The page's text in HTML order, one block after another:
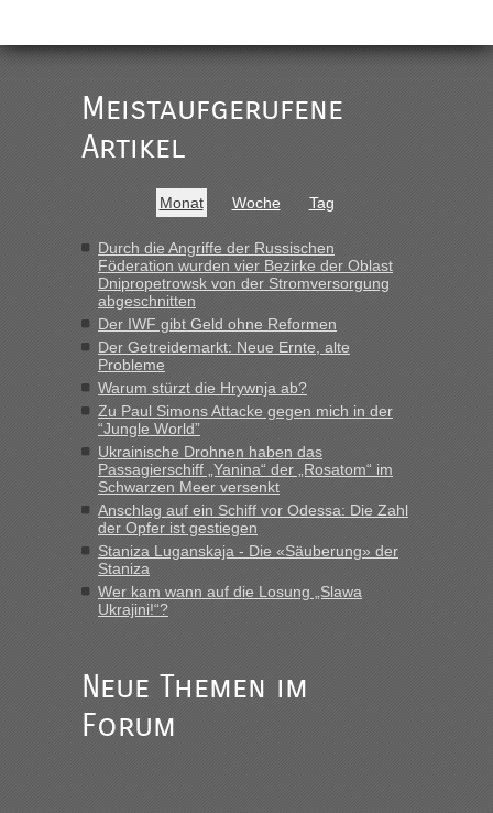
Ist korrekt, aber ich finde man hätte trotzdem im Text gleich
darauf hinweisen können.
War aber nicht "böse" gemeint ...
buchbar - warum auch immer ...
Hab´s versucht - bekomme aber immer angezeigt "auf dieser
Strecke fahren wir nicht"
MHG1023 inBerichte und Reisetipps • Re: Mit dem Zug in
die Ukraine
„Man sollte aber explizit dazu schreiben, daß es ein Zug von
LeoExpress ist - und nur auf deren Webseite kann man die
Fahrkarten kaufen. Zumindest ist es die erste Umsteigefreie
Verbindung von Deutschland...“
Recht, Visa und Dokumente • Re: Deklaration
gebrauchter Kleidung beim Zoll
„Vielen Dank, mit einem Briefchen meiner Frau im Gepäck
gab es keine Probleme“
fast 11 Milliarden aufgedeckt
„Am besten wäre natürlich, wenn die Frau mit dabei ist.
Alleinreisende Männer stehen schließlich immer unter
Meistaufgerufene
Artikel
Monat Woche Tag
Durch die Angriffe der Russischen
Föderation wurden vier Bezirke der Oblast
Dnipropetrowsk von der Stromversorgung
abgeschnitten
Der IWF gibt Geld ohne Reformen
Der Getreidemarkt: Neue Ernte, alte
Probleme
Warum stürzt die Hrywnja ab?
Zu Paul Simons Attacke gegen mich in der
“Jungle World”
Ukrainische Drohnen haben das
Passagierschiff „Yanina“ der „Rosatom“ im
Schwarzen Meer versenkt
Anschlag auf ein Schiff vor Odessa: Die Zahl
der Opfer ist gestiegen
Staniza Luganskaja - Die «Säuberung» der
Staniza
Wer kam wann auf die Losung „Slawa
Ukrajini!“?
Neue Themen im
Forum